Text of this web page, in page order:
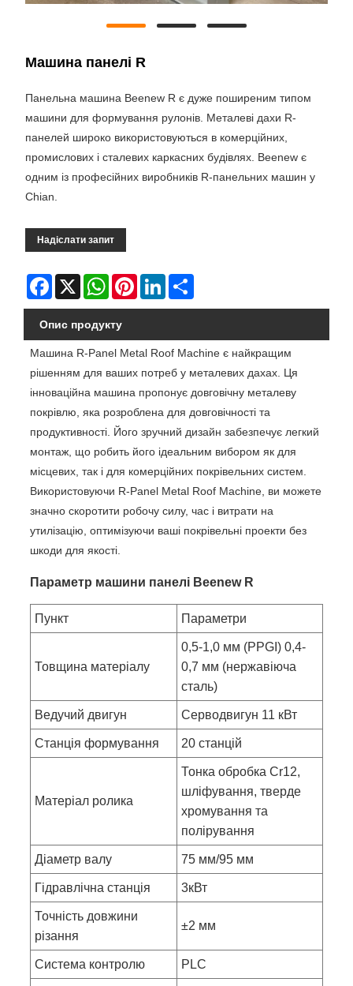
Машина панелі R
Панельна машина Beenew R є дуже поширеним типом
машини для формування рулонів. Металеві дахи R-
панелей широко використовуються в комерційних,
промислових і сталевих каркасних будівлях. Beenew є
одним із професійних виробників R-панельних машин у
Chian.
Надіслати запит
Facebook
X WhatsAppPinterestLinkedIn
Опис продукту
Машина R-Panel Metal Roof Machine є найкращим
рішенням для ваших потреб у металевих дахах. Ця
інноваційна машина пропонує довговічну металеву
покрівлю, яка розроблена для довговічності та
продуктивності. Його зручний дизайн забезпечує легкий
монтаж, що робить його ідеальним вибором як для
місцевих, так і для комерційних покрівельних систем.
Використовуючи R-Panel Metal Roof Machine, ви можете
значно скоротити робочу силу, час і витрати на
утилізацію, оптимізуючи ваші покрівельні проекти без
шкоди для якості.
Параметр машини панелі Beenew R
Пункт Параметри
Товщина матеріалу
0,5-1,0 мм (PPGI) 0,4-
0,7 мм (нержавіюча
сталь)
Ведучий двигун Серводвигун 11 кВт
Станція формування 20 станцій
Матеріал ролика
Тонка обробка Cr12,
шліфування, тверде
хромування та
полірування
Діаметр валу 75 мм/95 мм
Гідравлічна станція 3кВт
Точність довжини
різання
±2 мм
Система контролю PLC